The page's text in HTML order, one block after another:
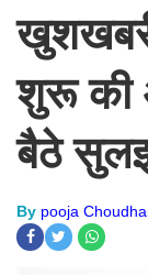
शुरू की
बैठे
By pooja